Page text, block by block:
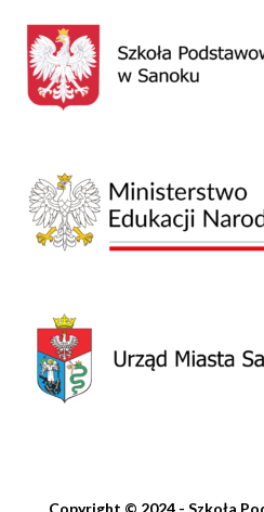
Copyright © 2024 - Szkoła